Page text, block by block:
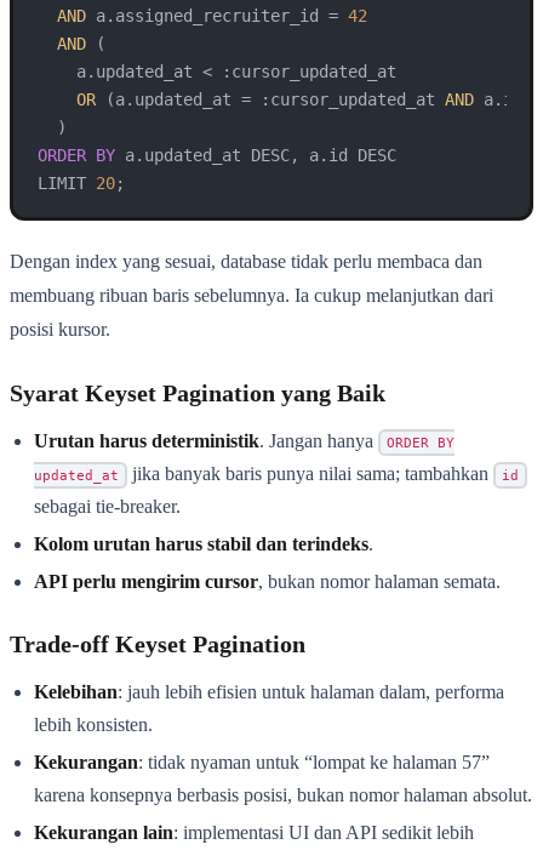
AND a.assigned_recruiter_id = 42
AND (
    a.updated_at < :cursor_updated_at
OR (a.updated_at = :cursor_updated_at AND a.id <
ORDER BY a.updated_at DESC, a.id DESC
LIMIT 20
Dengan index yang sesuai, database tidak perlu membaca dan
membuang ribuan baris sebelumnya. Ia cukup melanjutkan dari
posisi kursor.
Syarat Keyset Pagination yang Baik
Urutan harus deterministik. Jangan hanya
ORDER BY
updated_at
jika banyak baris punya nilai sama; tambahkan id
sebagai tie-breaker.
Kolom urutan harus stabil dan terindeks.
API perlu mengirim cursor, bukan nomor halaman semata.
Trade-off Keyset Pagination
Kelebihan: jauh lebih efisien untuk halaman dalam, performa
lebih konsisten.
Kekurangan: tidak nyaman untuk “lompat ke halaman 57”
karena konsepnya berbasis posisi, bukan nomor halaman absolut.
Kekurangan lain: implementasi UI dan API sedikit lebih